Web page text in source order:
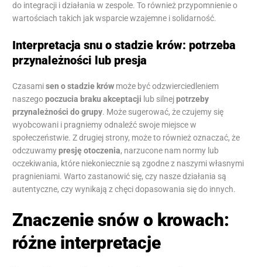
do integracji i działania w zespole. To również przypomnienie o
wartościach takich jak wsparcie wzajemne i solidarność.
Interpretacja snu o stadzie krów: potrzeba
przynależności lub presja
Czasamisen o stadzie krów może być odzwierciedleniem
naszegopoczucia braku akceptacji lub silnejpotrzeby
przynależności do grupy. Może sugerować, że czujemy się
wyobcowani i pragniemy odnaleźć swoje miejsce w
społeczeństwie. Z drugiej strony, może to również oznaczać, że
odczuwamypresję otoczenia, narzucone nam normy lub
oczekiwania, które niekoniecznie są zgodne z naszymi własnymi
pragnieniami. Warto zastanowić się, czy nasze działania są
autentyczne, czy wynikają z chęci dopasowania się do innych.
Znaczenie snów o krowach:
różne interpretacje